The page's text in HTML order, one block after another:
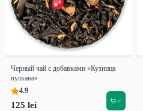
Черный чай с добавками «Кузница
вулкана»
4.9
125 lei